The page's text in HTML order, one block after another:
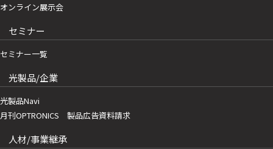
オンライン展示会
セミナー
セミナー一覧
光製品/企業
光製品Navi
月刊OPTRONICS 製品広告資料請求
人材/事業継承